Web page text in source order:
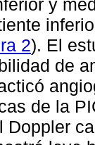
y
2). El
de
de la
Doppler